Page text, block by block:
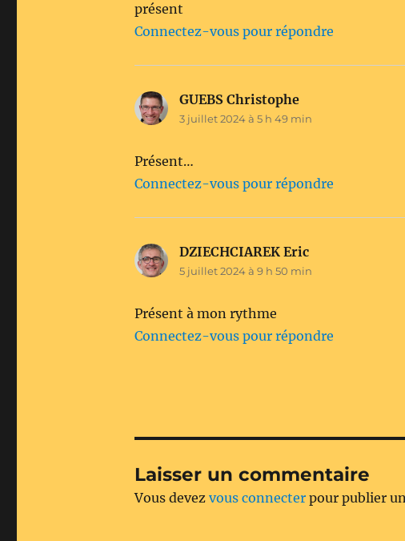
présent
Connectez-vous pour répondre
GUEBS Christophe
3 juillet 2024 à 5 h 49 min
Présent…
Connectez-vous pour répondre
DZIECHCIAREK Eric
5 juillet 2024 à 9 h 50 min
Présent à mon rythme
Connectez-vous pour répondre
Laisser un commentaire
Vous devez vous connecter pour publier